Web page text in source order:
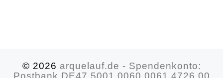
© 2026 arquelauf.de - Spendenkonto: